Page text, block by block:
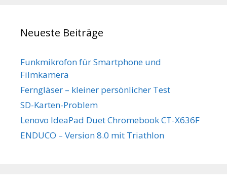
Neueste Beiträge
Funkmikrofon für Smartphone und
Filmkamera
Ferngläser – kleiner persönlicher Test
SD-Karten-Problem
Lenovo IdeaPad Duet Chromebook CT-X636F
ENDUCO – Version 8.0 mit Triathlon